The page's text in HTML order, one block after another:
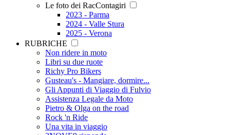
Le foto dei RacContagiri
2023 - Parma
2024 - Valle Stura
2025 - Verona
RUBRICHE
Non ridere in moto
Libri su due ruote
Richy Pro Bikers
Gusteau's - Mangiare, dormire...
Gli Appunti di Viaggio di Fulvio
Assistenza Legale da Moto
Pietro & Olga on the road
Rock 'n Ride
Una vita in viaggio